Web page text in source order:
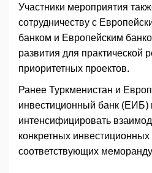
Участники мероприятия
сотрудничеству с
банком и Европейским
развития для практической
приоритетных проектов.
Ранее Туркменистан и
инвестиционный банк (ЕИБ)
интенсифицировать
конкретных инвестиционных
соответствующих